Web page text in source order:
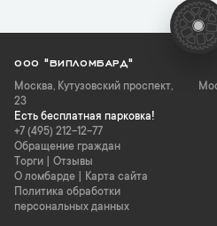
ООО "ВИПЛОМБАРД"
Москва, Кутузовский проспект,
23
Есть бесплатная парковка!
+7 (495) 212-12-77
Обращение граждан
Торги
Отзывы
О ломбарде
Карта сайта
Политика обработки
персональных данных